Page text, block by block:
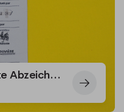
Récup'Fill: personalisierte Abzeichen als Taschenetikett